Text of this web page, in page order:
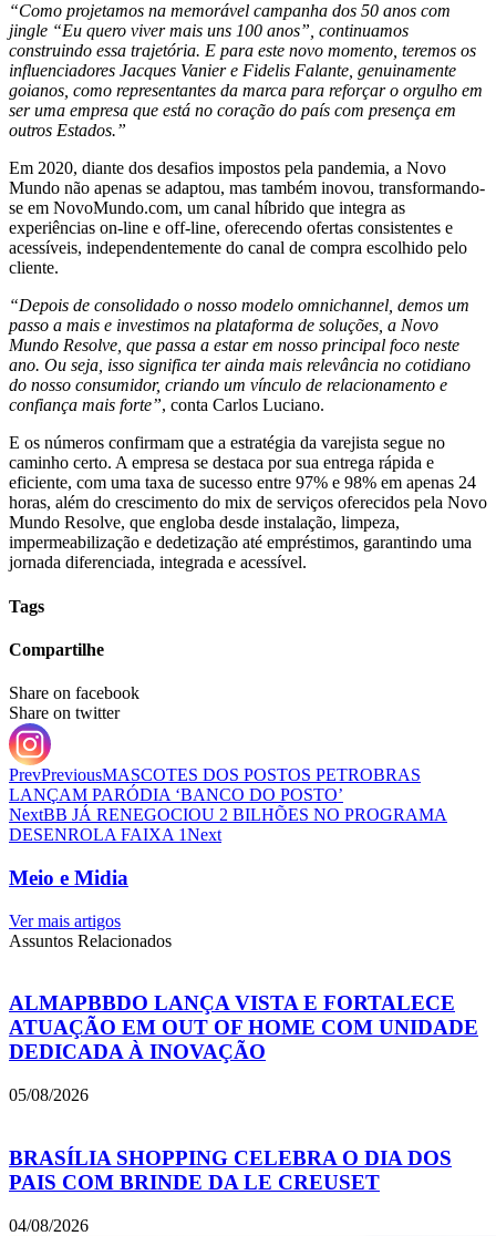
“Como projetamos na memorável campanha dos 50 anos com
jingle “Eu quero viver mais uns 100 anos”, continuamos
construindo essa trajetória. E para este novo momento, teremos os
influenciadores Jacques Vanier e Fidelis Falante, genuinamente
goianos, como representantes da marca para reforçar o orgulho em
ser uma empresa que está no coração do país com presença em
outros Estados.”
Em 2020, diante dos desafios impostos pela pandemia, a Novo
Mundo não apenas se adaptou, mas também inovou, transformando-
se em NovoMundo.com, um canal híbrido que integra as
experiências on-line e off-line, oferecendo ofertas consistentes e
acessíveis, independentemente do canal de compra escolhido pelo
cliente.
“Depois de consolidado o nosso modelo omnichannel, demos um
passo a mais e investimos na plataforma de soluções, a Novo
Mundo Resolve, que passa a estar em nosso principal foco neste
ano. Ou seja, isso significa ter ainda mais relevância no cotidiano
do nosso consumidor, criando um vínculo de relacionamento e
confiança mais forte”, conta Carlos Luciano.
E os números confirmam que a estratégia da varejista segue no
caminho certo. A empresa se destaca por sua entrega rápida e
eficiente, com uma taxa de sucesso entre 97% e 98% em apenas 24
horas, além do crescimento do mix de serviços oferecidos pela Novo
Mundo Resolve, que engloba desde instalação, limpeza,
impermeabilização e dedetização até empréstimos, garantindo uma
jornada diferenciada, integrada e acessível.
Tags
Compartilhe
Share on facebook
Share on twitter
PrevPreviousMASCOTES DOS POSTOS PETROBRAS
LANÇAM PARÓDIA ‘BANCO DO POSTO’
NextBB JÁ RENEGOCIOU 2 BILHÕES NO PROGRAMA
DESENROLA FAIXA 1Next
Meio e Midia
Ver mais artigos
Assuntos Relacionados
ALMAPBBDO LANÇA VISTA E FORTALECE
ATUAÇÃO EM OUT OF HOME COM UNIDADE
DEDICADA À INOVAÇÃO
05/08/2026
BRASÍLIA SHOPPING CELEBRA O DIA DOS
PAIS COM BRINDE DA LE CREUSET
04/08/2026